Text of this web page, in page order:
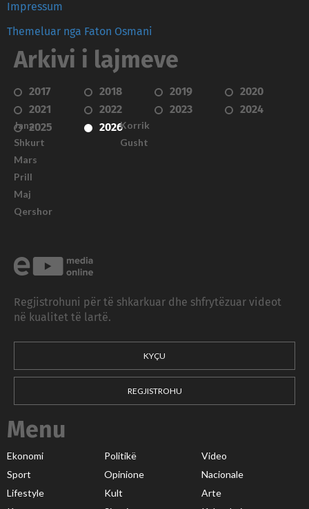
Impressum
Themeluar nga Faton Osmani
Arkivi i lajmeve
2017 2018 2019
2020
2021
2022 2023
2024
2025
2026
Janar
Shkurt
Mars
Prill
Maj
Qershor
Korrik
Gusht
Regjistrohuni për të shkarkuar dhe shfrytëzuar videot
në kualitet të lartë.
KYÇU
REGJISTROHU
Menu
Ekonomi Politikë
Video
Sport
Opinione
Nacionale
Lifestyle
Kult
Arte